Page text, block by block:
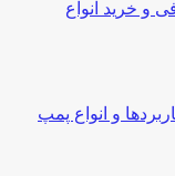
و خرید انواع
و انواع پمپ